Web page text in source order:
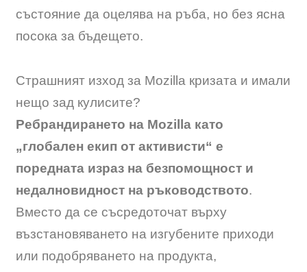
състояние да оцелява на ръба, но без ясна
посока за бъдещето.
Страшният изход за Mozilla кризата и имали
нещо зад кулисите?
Ребрандирането на Mozilla като
„глобален екип от активисти“ е
поредната израз на безпомощност и
недалновидност на ръководството.
Вместо да се съсредоточат върху
възстановяването на изгубените приходи
или подобряването на продукта,